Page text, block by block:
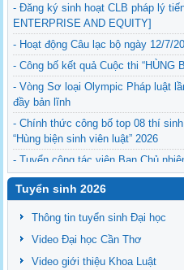
- Đăng ký sinh hoạt CLB pháp lý
ENTERPRISE AND EQUITY]
- Hoạt động Câu lạc bộ ngày 12/7/
- Công bố kết quả Cuộc thi “HÙNG
- Vòng Sơ loại Olympic Pháp luật
đầy bản lĩnh
- Chính thức công bố top 08 thí
“Hùng biện sinh viên luật” 2026
- Tuyển cộng tác viên Ban Chủ
the torch
- Sinh hoạt của CLB Tiếng Anh pháp
- Kế hoạch bào vệ Luận văn/Đề án
Tuyển sinh 2026
Thông tin tuyển sinh Đại học
Video Đại học Cần Thơ
Video giới thiệu Khoa Luật